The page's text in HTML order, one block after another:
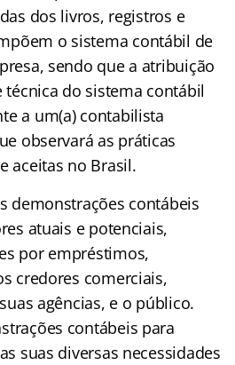
dos livros, registros e
o sistema contábil de
sendo que a atribuição
do sistema contábil
a um(a) contabilista
observará as práticas
aceitas no Brasil.
demonstrações contábeis
atuais e potenciais,
por empréstimos,
credores comerciais,
agências, e o público.
contábeis para
suas diversas necessidades